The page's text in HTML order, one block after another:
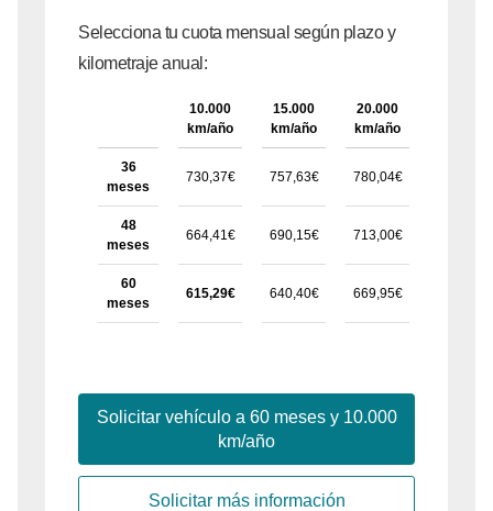
Selecciona tu cuota mensual según plazo y
kilometraje anual:
10.000
km/año
15.000
km/año
20.000
km/año
36
meses
730,37€ 757,63€ 780,04€
48
meses
664,41€ 690,15€ 713,00€
60
meses
615,29€ 640,40€ 669,95€
Solicitar vehículo a 60meses y 10.000
km/año
Solicitar más información